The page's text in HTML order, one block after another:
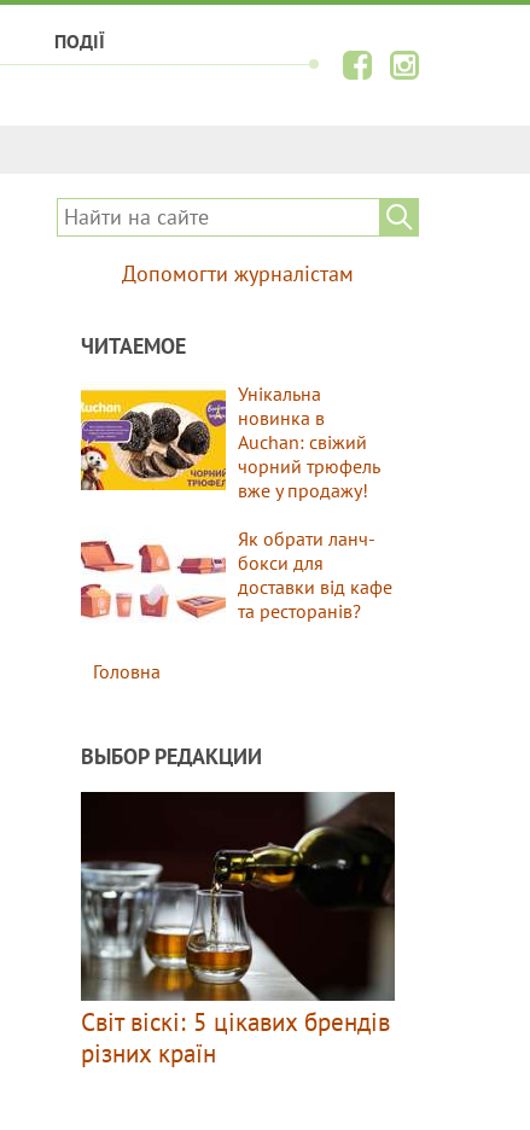
ПОДІЇ
Допомогти журналістам
ЧИТАЕМОЕ
Унікальна
новинка в
Auchan: свіжий
чорний трюфель
вже у продажу!
Як обрати ланч-
бокси для
доставки від кафе
та ресторанів?
Головна
ВЫБОР РЕДАКЦИИ
Світ віскі: 5 цікавих брендів
різних країн